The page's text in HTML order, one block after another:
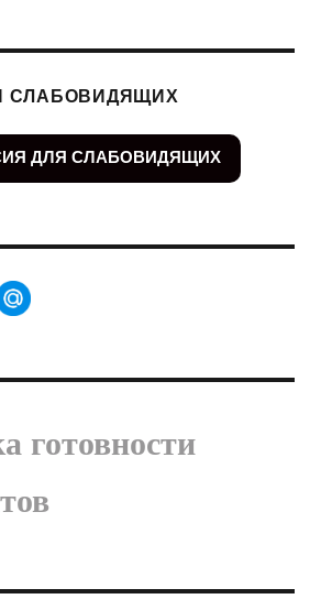
СЛАБОВИДЯЩИХ
ДЛЯ СЛАБОВИДЯЩИХ
готовности